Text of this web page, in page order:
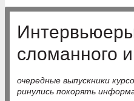
сломанного
очередные выпускники
ринулись покорять